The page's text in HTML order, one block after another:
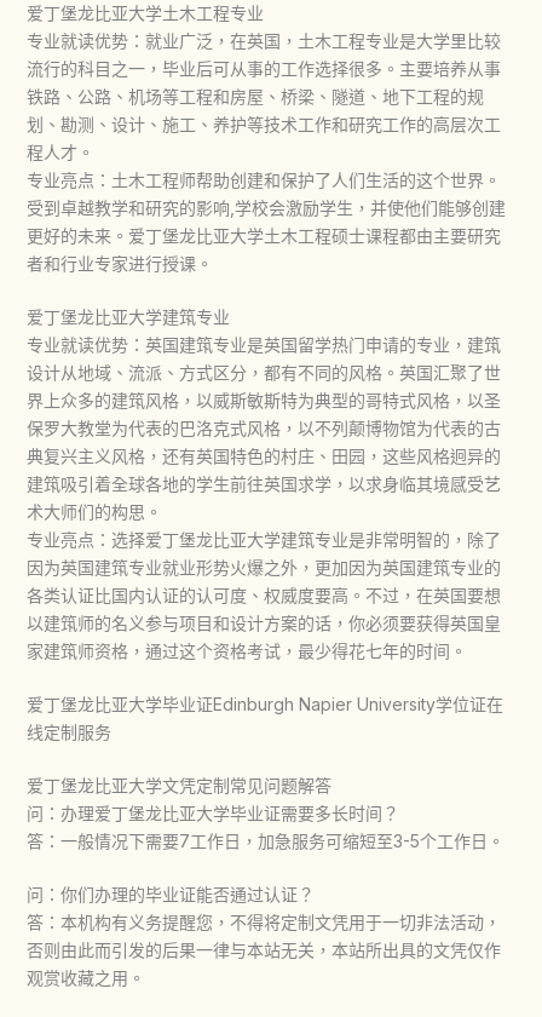
爱丁堡龙比亚大学土木工程专业
专业就读优势：就业广泛，在英国，土木工程专业是大学里比较
流行的科目之一，毕业后可从事的工作选择很多。主要培养从事
铁路、公路、机场等工程和房屋、桥梁、隧道、地下工程的规
划、勘测、设计、施工、养护等技术工作和研究工作的高层次工
程人才。
专业亮点：土木工程师帮助创建和保护了人们生活的这个世界。
受到卓越教学和研究的影响,学校会激励学生，并使他们能够创建
更好的未来。爱丁堡龙比亚大学土木工程硕士课程都由主要研究
者和行业专家进行授课。
爱丁堡龙比亚大学建筑专业
专业就读优势：英国建筑专业是英国留学热门申请的专业，建筑
设计从地域、流派、方式区分，都有不同的风格。英国汇聚了世
界上众多的建筑风格，以威斯敏斯特为典型的哥特式风格，以圣
保罗大教堂为代表的巴洛克式风格，以不列颠博物馆为代表的古
典复兴主义风格，还有英国特色的村庄、田园，这些风格迥异的
建筑吸引着全球各地的学生前往英国求学，以求身临其境感受艺
术大师们的构思。
专业亮点：选择爱丁堡龙比亚大学建筑专业是非常明智的，除了
因为英国建筑专业就业形势火爆之外，更加因为英国建筑专业的
各类认证比国内认证的认可度、权威度要高。不过，在英国要想
以建筑师的名义参与项目和设计方案的话，你必须要获得英国皇
家建筑师资格，通过这个资格考试，最少得花七年的时间。
爱丁堡龙比亚大学毕业证Edinburgh Napier University学位证在
线定制服务
爱丁堡龙比亚大学文凭定制常见问题解答
问：办理爱丁堡龙比亚大学毕业证需要多长时间？
答：一般情况下需要7工作日，加急服务可缩短至3-5个工作日。
问：你们办理的毕业证能否通过认证？
答：本机构有义务提醒您，不得将定制文凭用于一切非法活动，
否则由此而引发的后果一律与本站无关，本站所出具的文凭仅作
观赏收藏之用。